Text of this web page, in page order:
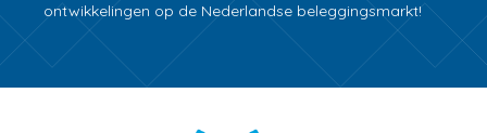
ontwikkelingen op de Nederlandse beleggingsmarkt!